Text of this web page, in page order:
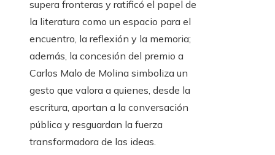
supera fronteras y ratificó el papel de
la literatura como un espacio para el
encuentro, la reflexión y la memoria;
además, la concesión del premio a
Carlos Malo de Molina simboliza un
gesto que valora a quienes, desde la
escritura, aportan a la conversación
pública y resguardan la fuerza
transformadora de las ideas.